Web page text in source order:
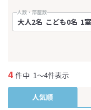
人数・部屋数
4 件中 1～4件表示
人気順